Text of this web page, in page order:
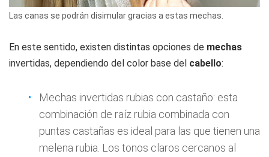
Las canas se podrán disimular gracias a estas mechas.
En este sentido, existen distintas opciones de mechas
invertidas, dependiendo del color base del cabello:
Mechas invertidas rubias con castaño: esta
combinación de raíz rubia combinada con
puntas castañas es ideal para las que tienen una
melena rubia. Los tonos claros cercanos al